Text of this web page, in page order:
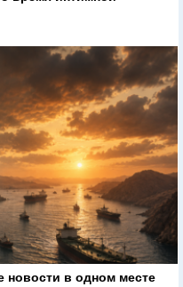
новости в одном месте